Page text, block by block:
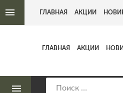
оружия Адрес:
ГЛАВНАЯ АКЦИИ
ГЛАВНАЯ АКЦИИ